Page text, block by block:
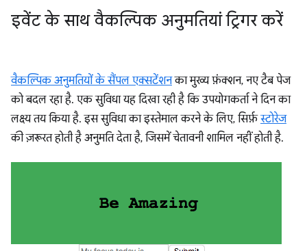
इवेंट के साथ वैकल्पिक अनुमतियां ट्रिगर करें
वैकल्पिक अनुमतियों के सैंपल एक्सटेंशनका मुख्य फ़ंक्शन, नए टैब पेज
को बदल रहा है. एक सुविधा यह दिखा रही है कि उपयोगकर्ता ने दिन का
लक्ष्य तय किया है. इस सुविधा का इस्तेमाल करने के लिए, सिर्फ़स्टोरेज
की ज़रूरत होती है अनुमति देता है, जिसमें चेतावनी शामिल नहीं होती है.